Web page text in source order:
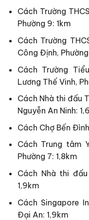
Cách Trường
Phường 9: 1km
Cách Trường
Công Định, Phường
Cách Trường
Lương Thế Vinh,
Cách Nhà thi đấu
Nguyễn An Ninh:
Cách Chợ Bến
Cách Trung tâm
Phường 7: 1,8km
Cách Nhà thi
1,9km
Cách Singapore
Đại An: 1,9km